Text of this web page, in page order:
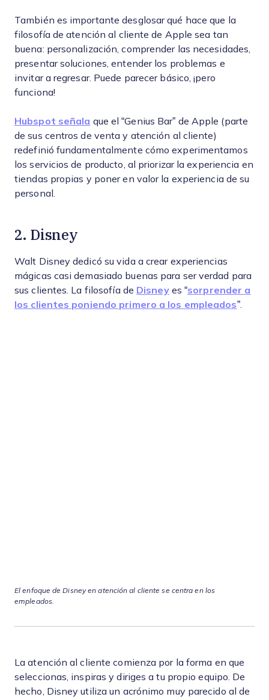
También es importante desglosar qué hace que la
filosofía de atención al cliente de Apple sea tan
buena: personalización, comprender las necesidades,
presentar soluciones, entender los problemas e
invitar a regresar. Puede parecer básico, ¡pero
funciona!
Hubspot señala que el “Genius Bar” de Apple (parte
de sus centros de venta y atención al cliente)
redefinió fundamentalmente cómo experimentamos
los servicios de producto, al priorizar la experiencia en
tiendas propias y poner en valor la experiencia de su
personal.
2. Disney
Walt Disney dedicó su vida a crear experiencias
mágicas casi demasiado buenas para ser verdad para
sus clientes. La filosofía de Disneyes “sorprender a
los clientes poniendo primero a los empleados”.
El enfoque de Disney en atención al cliente se centra en los
empleados.
La atención al cliente comienza por la forma en que
seleccionas, inspiras y diriges a tu propio equipo. De
hecho, Disney utiliza un acrónimo muy parecido al de